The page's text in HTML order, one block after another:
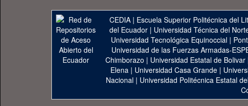
CEDIA | Escuela Superior Politécnica del
del Ecuador| Universidad Técnica del
Universidad Tecnológica Equinoccial|
Universidad de las Fuerzas Armadas-
Chimborazo | Universidad Estatal de Bolivar
Elena | Universidad Casa Grande |
Nacional | Universidad Politécnica Estatal